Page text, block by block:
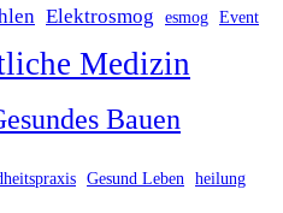
Elektrosmog esmog Event
Medizin
Bauen
Gesund Leben heilung